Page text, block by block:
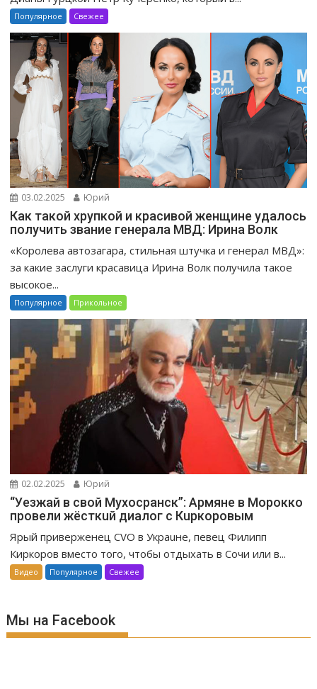
Популярное Свежее
03.02.2025 Юрий
Как такой хрупкой и красивой женщине удалось
получить звание генерала МВД: Ирина Волк
«Королева автозагара, стильная штучка и генерал МВД»:
за какие заслуги красавица Ирина Волк получила такое
высокое...
Популярное Прикольное
02.02.2025 Юрий
“Уeзжaй в свoй Мухоcpaнск”: Apмяне в Mopoккo
провели жёсткuй диалог с Кuркоровым
Ярый приверженец CVO в Украuне, певец Филипп
Киркоров вместо того, чтобы отдыхать в Сочи или в...
Видео Популярное Свежее
Мы на Facebook